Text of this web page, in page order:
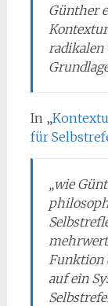
Günther
radikalen
In „
für
„wie
Funktion
auf ein